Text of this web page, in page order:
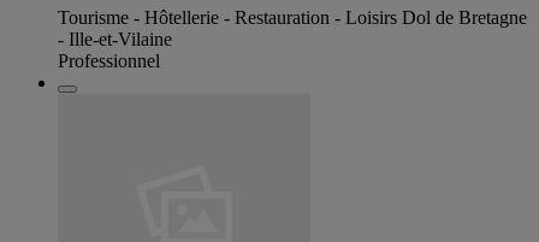
Tourisme - Hôtellerie - Restauration - Loisirs Dol de Bretagne
- Ille-et-Vilaine
Professionnel